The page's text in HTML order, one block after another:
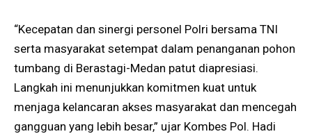
“Kecepatan dan sinergi personel Polri bersama TNI
serta masyarakat setempat dalam penanganan pohon
tumbang di Berastagi-Medan patut diapresiasi.
Langkah ini menunjukkan komitmen kuat untuk
menjaga kelancaran akses masyarakat dan mencegah
gangguan yang lebih besar,” ujar Kombes Pol. Hadi